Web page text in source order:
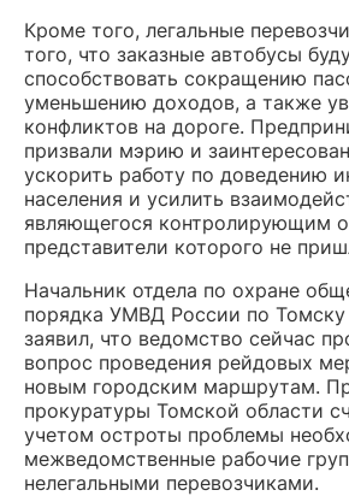
Кроме того, легальные
того, что заказные автобусы
способствовать сокращению
уменьшению доходов, а также
конфликтов на дороге.
призвали мэрию и
ускорить работу по доведению
населения и усилить
являющегося контролирующим
представители которого не
Начальник отдела по охране
порядка УМВД России по
заявил, что ведомство сейчас
вопрос проведения рейдовых
новым городским маршрутам.
прокуратуры Томской области
учетом остроты проблемы
межведомственные рабочие
нелегальными перевозчиками.